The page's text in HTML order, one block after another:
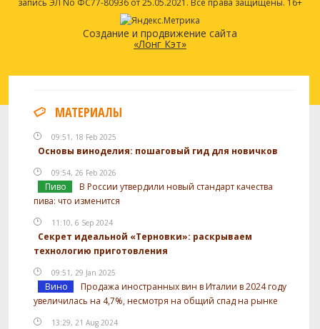
запись ЭЛ No ФС77-80936 от 25.05.2021. Все права защищены. 16+
Создание и продвижение сайта
«Лонг Кэт»
МАТЕРИАЛЫ
09:51, 18 Feb 2025
Основы виноделия: пошаговый гид для новичков
09:54, 26 Feb 2026
Пиво
В России утвердили новый стандарт качества
пива: что изменится
11:10, 6 Sep 2024
Секрет идеальной «Терновки»: раскрываем
технологию приготовления
09:51, 29 Jan 2025
Вино
Продажа иностранных вин в Италии в 2024 году
увеличилась на 4,7%, несмотря на общий спад на рынке
13:29, 21 Aug 2024